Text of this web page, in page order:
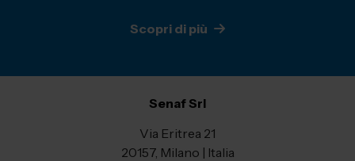
Scopri di più
Senaf Srl
Via Eritrea 21
20157, Milano | Italia